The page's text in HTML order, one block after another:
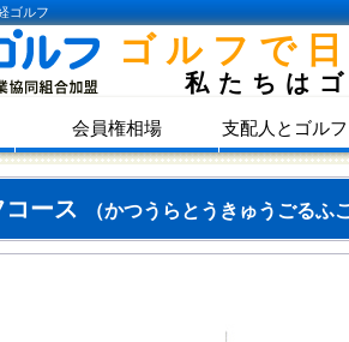
ゴルフ
ゴルフで
私たちは
会員権相場 支配人とゴル
コース （かつうらとうきゅうごるふ